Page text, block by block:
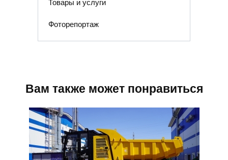
Товары и услуги
Фоторепортаж
Вам также может понравиться